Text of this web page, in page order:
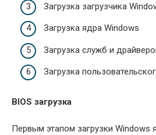
Загрузка загрузчика
Загрузка ядра Windows
Загрузка служб и
Загрузка
BIOS загрузка
Первым этапом загрузки Windows